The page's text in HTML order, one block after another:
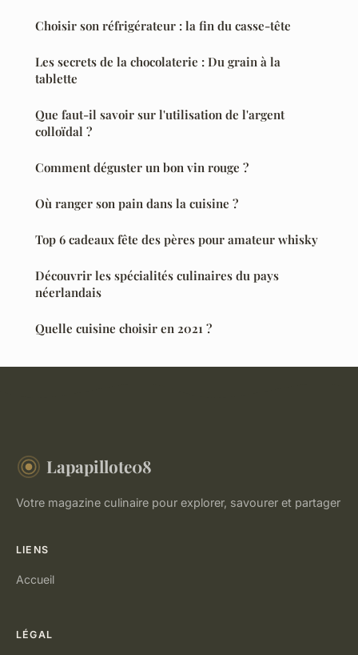
Choisir son réfrigérateur : la fin du casse-tête
Les secrets de la chocolaterie : Du grain à la
tablette
Que faut-il savoir sur l'utilisation de l'argent
colloïdal ?
Comment déguster un bon vin rouge ?
Où ranger son pain dans la cuisine ?
Top 6 cadeaux fête des pères pour amateur whisky
Découvrir les spécialités culinaires du pays
néerlandais
Quelle cuisine choisir en 2021 ?
Lapapillote08
Votre magazine culinaire pour explorer, savourer et partager
LIENS
Accueil
LÉGAL